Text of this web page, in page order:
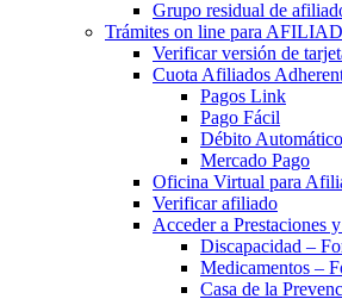
Grupo residual de
Trámites on line para
Verificar versión de
Cuota Afiliados
Pagos Link
Pago Fácil
Débito Automático
Mercado Pago
Oficina Virtual para
Verificar afiliado
Acceder a Prestaciones
Discapacidad –
Medicamentos –
Casa de la